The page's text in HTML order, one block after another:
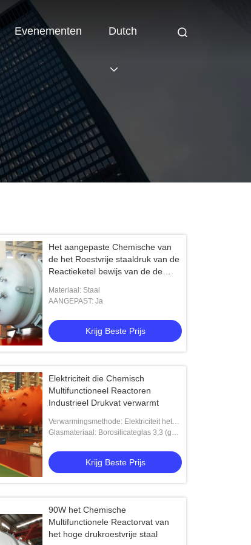
Evenementen Dutch
Het aangepaste Chemische van
de het Roestvrije staaldruk van de
Reactieketel bewijs van de de
Materiaal: Staal
AANGEPAST: Ja
Krijg Beste Prijs
Elektriciteit die Chemisch
Multifunctioneel Reactoren
Industrieel Drukvat verwarmt
Verwarmingsmethode: Elektriciteit het
Verwarmen, Oliebad, het Thermische
aan
Glasmateriaal: Borosilicateglas 3,3 (gg-
Hoge Borosilicate gg-17
Krijg Beste Prijs
90W het Chemische
Multifunctionele Reactorvat van
het hoge drukroestvrije staal